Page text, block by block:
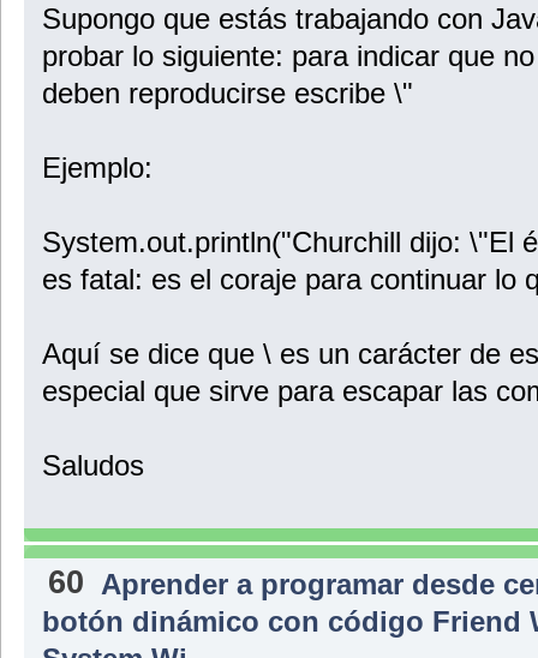
Supongo que estás trabajando con
probar lo siguiente: para indicar que
deben reproducirse escribe \"
Ejemplo:
System.out.println("Churchill dijo: \"El
es fatal: es el coraje para continuar lo
Aquí se dice que \ es un carácter de
especial que sirve para escapar las
Saludos
60 Aprender a programar desde
botón dinámico con código Friend